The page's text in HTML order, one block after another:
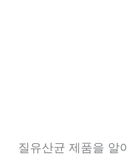
질유산균 제품을 알